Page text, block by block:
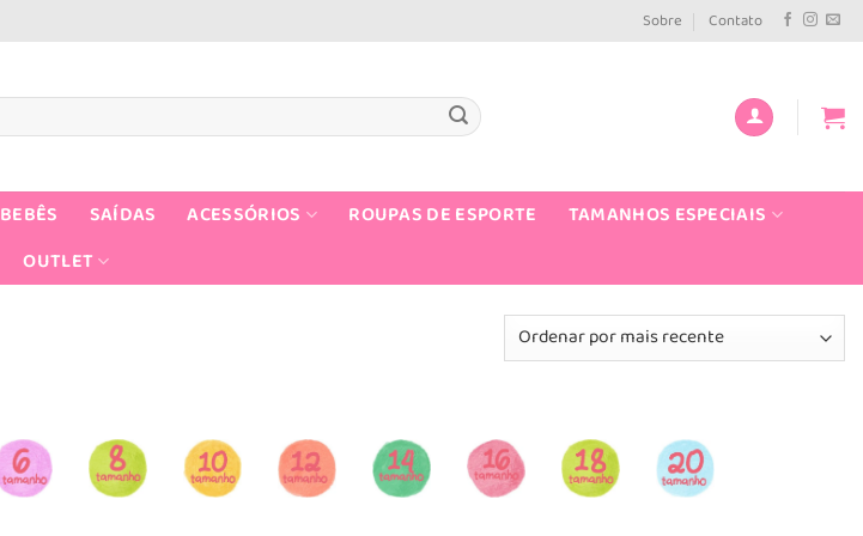
Sobre Contato
BEBÊS SAÍDAS ACESSÓRIOS ROUPAS DE ESPORTE
TAMANHOS ESPECIAIS
OUTLET